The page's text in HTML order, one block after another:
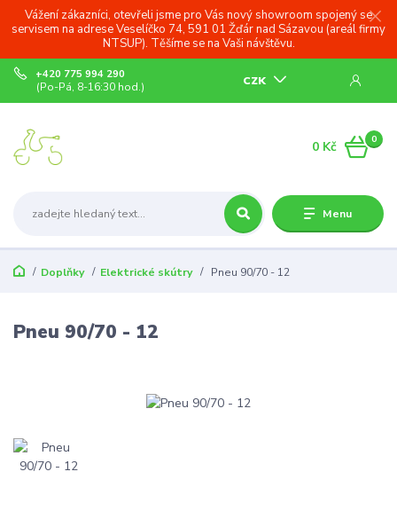
Vážení zákazníci, otevřeli jsme pro Vás nový showroom spojený se
servisem na adrese Veselíčko 74, 591 01 Žďár nad Sázavou (areál firmy
NTSUP). Těšíme se na Vaši návštěvu.
Menu
CZK
+420 775 994 290
(Po-Pá, 8-16:30 hod.)
0
0 Kč
Doplňky Elektrické skútry Pneu 90/70 - 12
Pneu 90/70 - 12